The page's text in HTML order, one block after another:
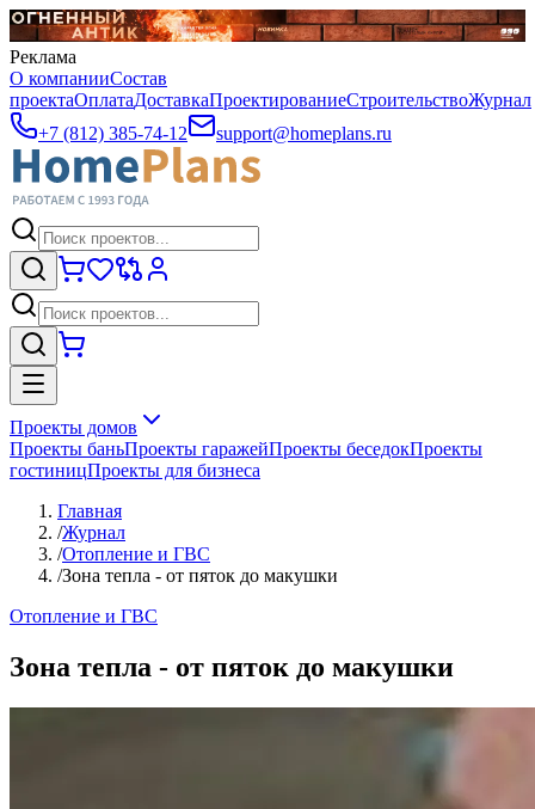
Реклама
О компанииСостав
проектаОплатаДоставкаПроектированиеСтроительствоЖурнал
+7 (812) 385-74-12
support@homeplans.ru
Проекты домов
Проекты баньПроекты гаражейПроекты беседокПроекты
гостиницПроекты для бизнеса
Главная
/Журнал
/Отопление и ГВС
/Зона тепла - от пяток до макушки
Отопление и ГВС
Зона тепла - от пяток до макушки